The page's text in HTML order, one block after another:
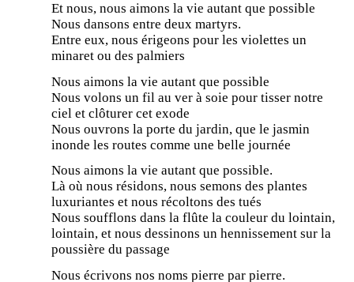
Et nous, nous aimons la vie autant que possible
Nous dansons entre deux martyrs.
Entre eux, nous érigeons pour les violettes un
minaret ou des palmiers
Nous aimons la vie autant que possible
Nous volons un fil au ver à soie pour tisser notre
ciel et clôturer cet exode
Nous ouvrons la porte du jardin, que le jasmin
inonde les routes comme une belle journée
Nous aimons la vie autant que possible.
Là où nous résidons, nous semons des plantes
luxuriantes et nous récoltons des tués
Nous soufflons dans la flûte la couleur du lointain,
lointain, et nous dessinons un hennissement sur la
poussière du passage
Nous écrivons nos noms pierre par pierre.